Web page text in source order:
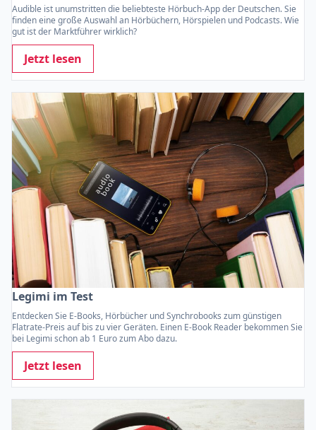
Audible ist unumstritten die beliebteste Hörbuch-App der Deutschen. Sie
finden eine große Auswahl an Hörbüchern, Hörspielen und Podcasts. Wie
gut ist der Marktführer wirklich?
Jetzt lesen
Legimi im Test
Entdecken Sie E-Books, Hörbücher und Synchrobooks zum günstigen
Flatrate-Preis auf bis zu vier Geräten. Einen E-Book Reader bekommen Sie
bei Legimi schon ab 1 Euro zum Abo dazu.
Jetzt lesen